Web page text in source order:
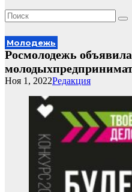
Молодежь
Росмолодежь
Редакция
Ноя 1, 2022